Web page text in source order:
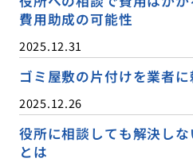
費用助成の可能性
2025.12.31
ゴミ屋敷の片付けを業者
2025.12.26
役所に相談しても解決し
とは